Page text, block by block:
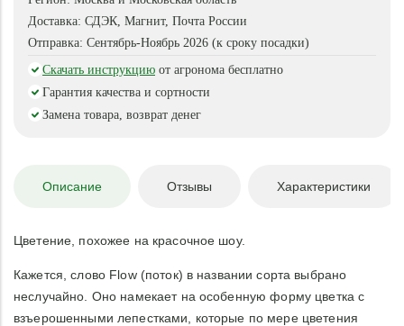
Доставка: СДЭК, Магнит, Почта России
Отправка: Сентябрь-Ноябрь 2026 (к сроку посадки)
Скачать инструкцию от агронома бесплатно
Гарантия качества и сортности
Замена товара, возврат денег
Описание Отзывы Характеристики
Цветение, похожее на красочное шоу.
Кажется, слово Flow (поток) в названии сорта выбрано
неслучайно. Оно намекает на особенную форму цветка с
взъерошенными лепестками, которые по мере цветения